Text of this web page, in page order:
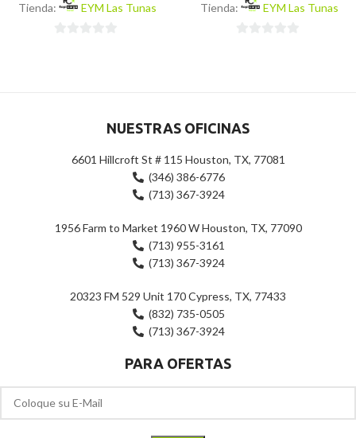
Tienda:
EYM Las Tunas
Tienda:
EYM Las Tunas
NUESTRAS OFICINAS
6601 Hillcroft St # 115 Houston, TX, 77081
(346) 386-6776
(713) 367-3924
1956 Farm to Market 1960 W Houston, TX, 77090
(713) 955-3161
(713) 367-3924
20323 FM 529 Unit 170 Cypress, TX, 77433
(832) 735-0505
(713) 367-3924
PARA OFERTAS